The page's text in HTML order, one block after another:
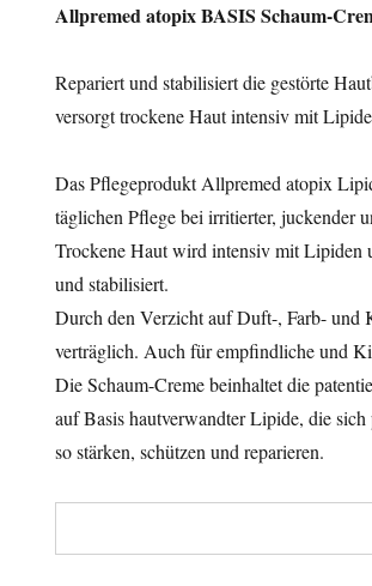
Allpremed atopix BASIS Schaum-
Repariert und stabilisiert die gestörte
versorgt trockene Haut intensiv mit
Das Pflegeprodukt Allpremed atopix
täglichen Pflege bei irritierter, juckender
Trockene Haut wird intensiv mit Lipiden
und stabilisiert.
Durch den Verzicht auf Duft-, Farb- und
verträglich. Auch für empfindliche und
Die Schaum-Creme beinhaltet die
auf Basis hautverwandter Lipide, die
so stärken, schützen und reparieren.